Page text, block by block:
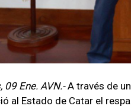
09 Ene. AVN.-A través de
al Estado de Catar el